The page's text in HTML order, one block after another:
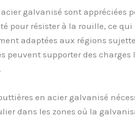
galvanisé sont appréciées
pour résister à la rouille, ce qui
adaptées aux régions
peuvent supporter des
en acier galvanisé
dans les zones où la